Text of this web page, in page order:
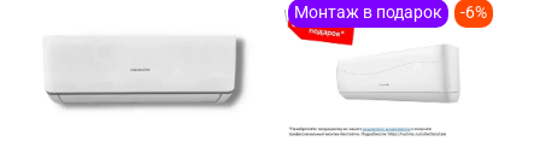
Монтаж в подарок
-6%